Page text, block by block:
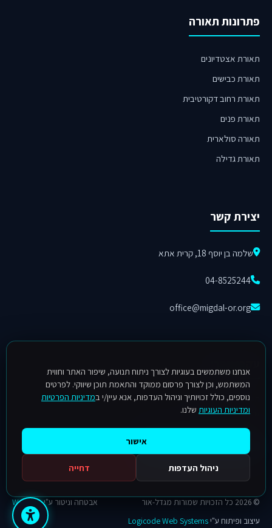
פתרונות תאורה
תאורת אצטדיונים
תאורת כבישים
תאורת רחוב דקורטיבית
תאורת פנים
תאורה סולארית
תאורת גדילה
יצירת קשר
שלמה בן יוסף 18, קרית אתא
04-8525244
office@migdal-or.org
הישארו מעודכנים בפרויקטים, בחידושים ובפתרונות התאורה המתקדמים
שלנו בעמוד הפייסבוק.
© 2026 כל הזכויות שמורות מגדל-אור אבטחה וניטור ע"יWeblock
עיצוב ופיתוח ע"יLogicode Web Systems
אנחנו משתמשים בעוגיות לצורך ניתוח תנועה, שיפור האתר וחווית
המשתמש, וכן לצורך פרסום ממוקד והתאמת תוכן שיווקי. לפרטים
נוספים, כולל זכויותיך וניהול העדפות, אנא עיין/י במדיניות הפרטיות
ומדיניות העוגיות שלנו.
אישור
ניהול העדפות דחייה